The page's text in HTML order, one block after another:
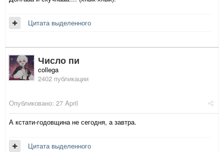
Цитата выделенного
Число пи
collega
2402 публикации
Опубликовано: 27 April
А кстати-годовщина не сегодня, а завтра.
Цитата выделенного